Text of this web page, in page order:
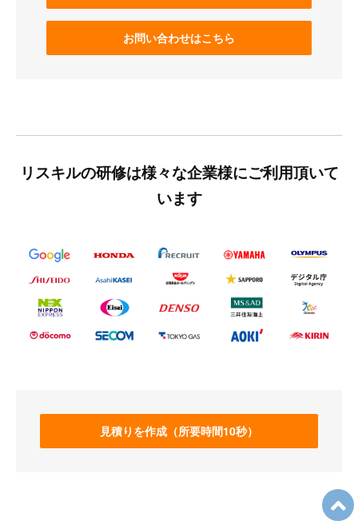
お問い合わせはこちら
リスキルの研修は様々な企業様にご利用頂いて
います
見積りを作成（所要時間10秒）